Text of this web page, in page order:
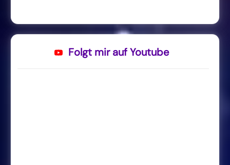
Folgt mir auf Youtube